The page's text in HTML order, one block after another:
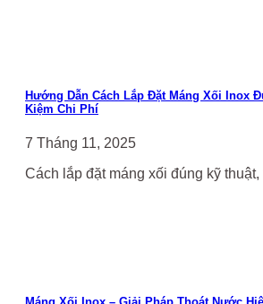
Hướng Dẫn Cách Lắp Đặt Máng Xối Inox
Kiệm Chi Phí
7 Tháng 11, 2025
Cách lắp đặt máng xối đúng kỹ thuật,